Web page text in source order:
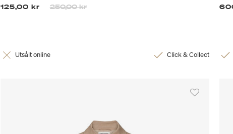
125,00 kr
Priset är nedsatt från
250,00 krtill
Utsålt online Click & Collect